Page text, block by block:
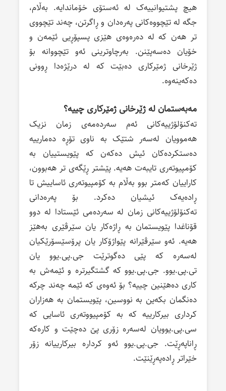
هیچ پشتیوانییەک لە ئەستۆی خۆماندایە. بەڵام،
جگە لە تێچووەکانی پەرەدان و ڕاگرتن، چەند تێچووی
تر هەن کە لە دەرەوەی هێزی پسپۆڕیی ئێمەن و
خۆیان دەسەپێنن. بەرچاوترینی ئەو تێچووانە بۆ
ژێرخانی ژمێرکاری دەبێت کە لە درێژەدا ڕوونی
دەکەینەوە.
مەبەستمان لە ژێرخانی ژمێرکاری چییە؟
تەکنۆلۆژییەکانی ئەم سەردەمەی زمان نزیک
هەموویان لەسەر شتێک بە ناوی تۆڕە دەمارییە
دەستکردەکان ئیش دەکەن کە پێویستییان بە
کۆمپیوتەری تایبەت هەیە. پێشتر ڕێگەی تر هەبوون،
کاراییان کەمتر بوو بەڵام بە کۆمپیوتەری ئاساییش تا
ڕادەیەک ئیشیان دەکرد. بۆ پەرەدانی
تەکنۆلۆژییەکانی زمان لە سەردەمی ئێستادا لە دوو
قۆناغدا پێویستمان بە ڕاژەکار یان سێرڤێری بەهێز
هەیە. ئەو سێرڤێرانە پێواژۆکار یان پرۆسێسۆرێکیان
لەسەرە کە پێی دەگوترێت جی.پی.یوو یان
تی.پی.یوو. جی.پی.یوو کە گشتگیرترە و ئێمەش بە
کاری دەهێنین چییە؟ بۆ ئەوەی کە ئێمە چەند چرکە
دەنگمان بکەین بە نووسین، پێویستمان بە هەزاران
کرداری بیرکارییە کە بە کۆمپیووتەری ئاسایی کە
سی.پی.یوویان لەسەرە زۆری پێ دەچێت و کارەکە
ڕاناپەڕێت. جی.پی.یوو ئەو کردارە بیرکارییانە زۆر
خێراتر ڕادەپەڕێنێت.